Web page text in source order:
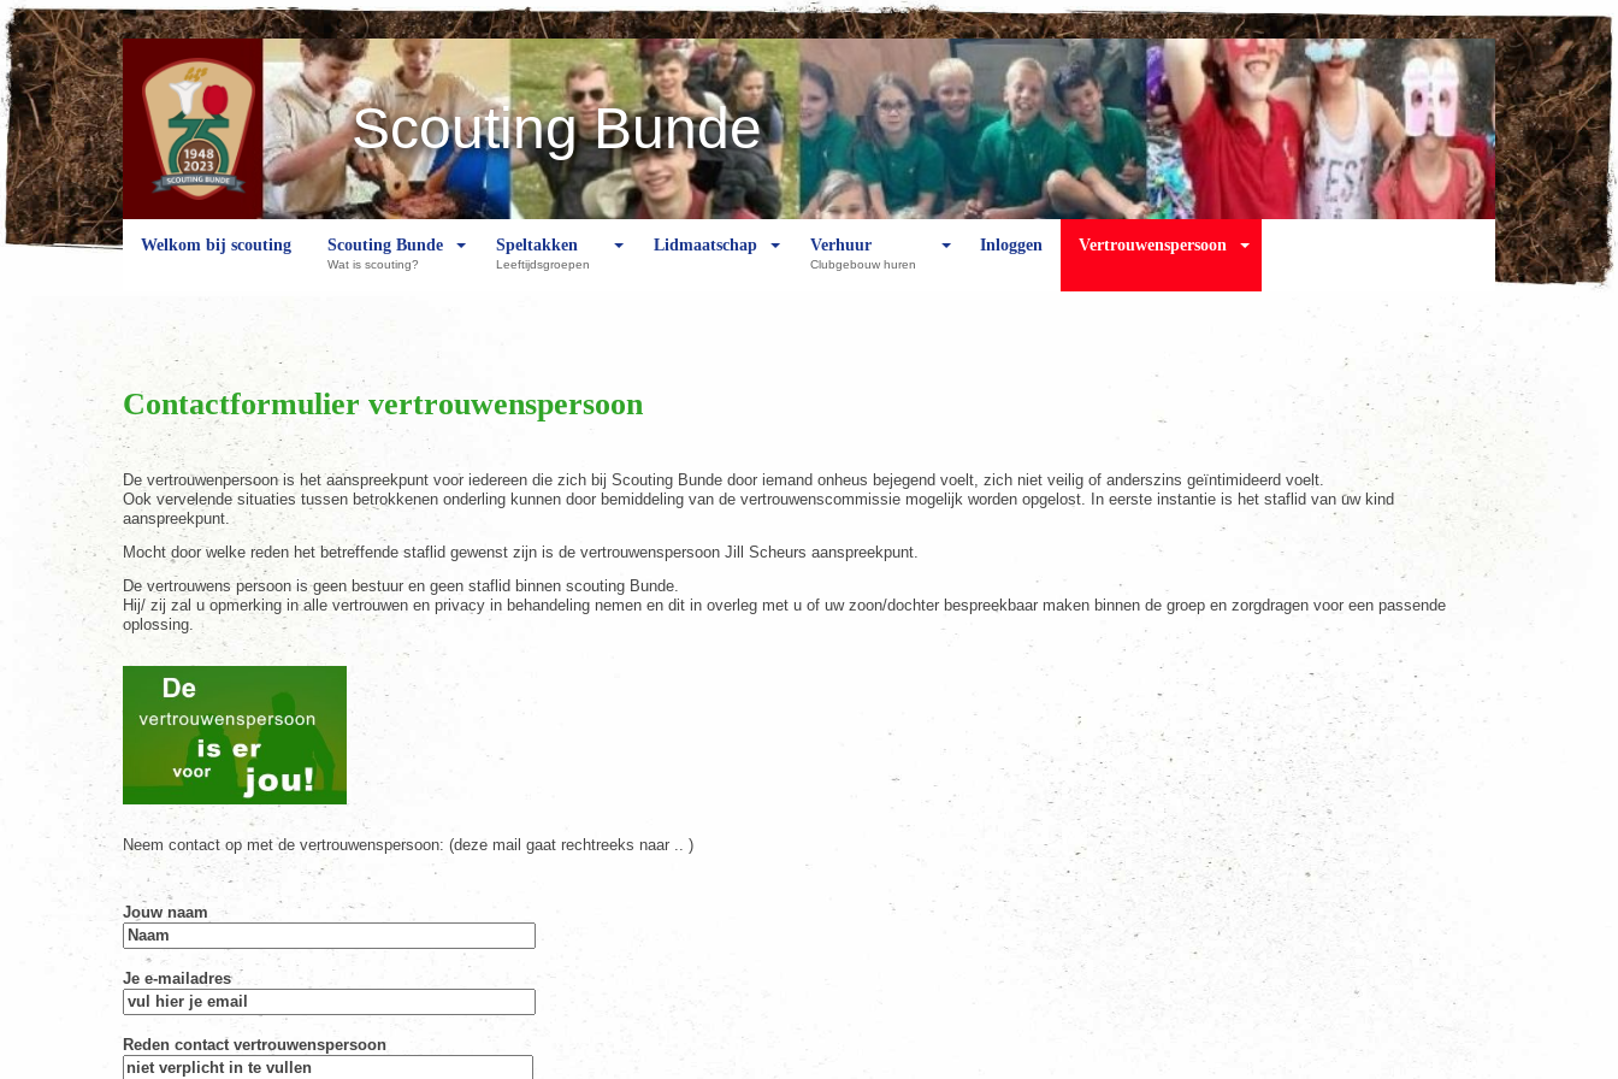
Scouting Bunde
Welkom bij scouting Scouting Bunde
Wat is scouting?
Speltakken
Leeftijdsgroepen
Lidmaatschap Verhuur
Clubgebouw huren
Inloggen Vertrouwenspersoon
Contactformulier vertrouwenspersoon
De vertrouwenpersoon is het aanspreekpunt voor iedereen die zich bij Scouting Bunde door iemand onheus bejegend voelt, zich niet veilig of anderszins geïntimideerd voelt.
Ook vervelende situaties tussen betrokkenen onderling kunnen door bemiddeling van de vertrouwenscommissie mogelijk worden opgelost. In eerste instantie is het staflid van uw kind
aanspreekpunt.
Mocht door welke reden het betreffende staflid gewenst zijn is de vertrouwenspersoon Jill Scheurs aanspreekpunt.
De vertrouwens persoon is geen bestuur en geen staflid binnen scouting Bunde.
Hij/ zij zal u opmerking in alle vertrouwen en privacy in behandeling nemen en dit in overleg met u of uw zoon/dochter bespreekbaar maken binnen de groep en zorgdragen voor een passende
oplossing.
Neem contact op met de vertrouwenspersoon: (deze mail gaat rechtreeks naar .. )
Jouw naam
Je e-mailadres
Reden contact vertrouwenspersoon